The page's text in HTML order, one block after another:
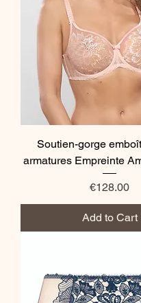
Soutien-gorge
armatures Empreinte
Price
€128.00
Add to Cart